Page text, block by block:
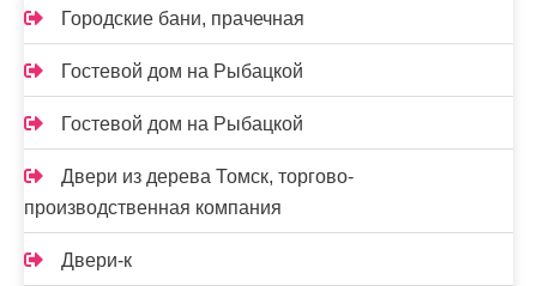
Городские бани, прачечная
Гостевой дом на Рыбацкой
Гостевой дом на Рыбацкой
Двери из дерева Томск, торгово-
производственная компания
Двери-к